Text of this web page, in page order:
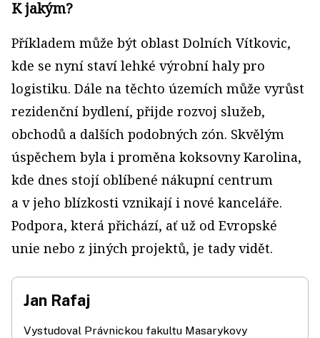
K jakým?
Příkladem může být oblast Dolních Vítkovic,
kde se nyní staví lehké výrobní haly pro
logistiku. Dále na těchto územích může vyrůst
rezidenční bydlení, přijde rozvoj služeb,
obchodů a dalších podobných zón. Skvělým
úspěchem byla i proměna koksovny Karolina,
kde dnes stojí oblíbené nákupní centrum
a v jeho blízkosti vznikají i nové kanceláře.
Podpora, která přichází, ať už od Evrop­ské
unie nebo z jiných projektů, je tady vidět.
Jan Rafaj
Vystudoval Právnickou fakultu Masarykovy